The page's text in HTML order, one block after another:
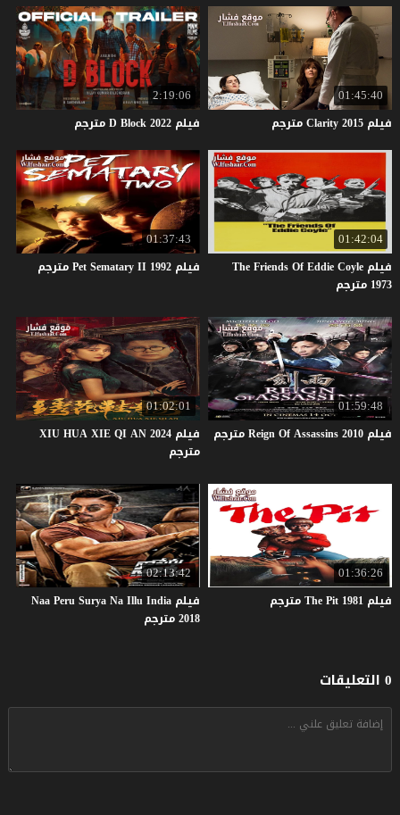
01:45:40
فيلم Clarity2015 مترجم
2:19:06
فيلم D Block2022 مترجم
01:42:04
فيلم The Friends Of Eddie Coyle
1973 مترجم
01:37:43
فيلم PetSemataryII 1992 مترجم
01:59:48
فيلم ReignOfAssassins2010 مترجم
01:02:01
فيلم XIU HUA XIE QI AN 2024
مترجم
01:36:26
فيلم ThePit 1981 مترجم
02:13:42
فيلم Naa Peru Surya Na Illu India
2018 مترجم
0 التعليقات